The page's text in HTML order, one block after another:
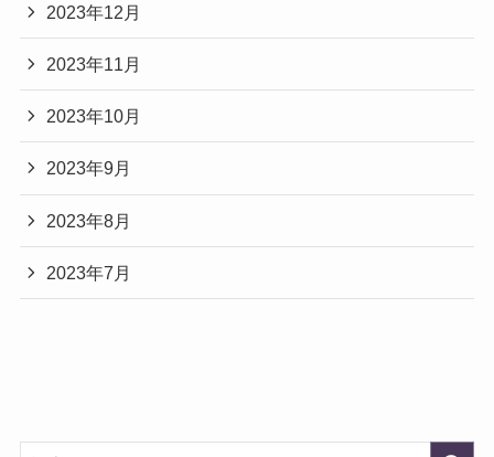
2023年12月
2023年11月
2023年10月
2023年9月
2023年8月
2023年7月